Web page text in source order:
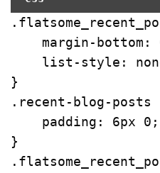
margin-bottom :
list-style :
.recent-blog-posts
padding : 6px 0 ;